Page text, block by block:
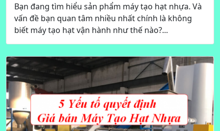
Bạn đang tìm hiểu sản phẩm máy tạo hạt nhựa. Và
vấn đề bạn quan tâm nhiều nhất chính là không
biết máy tạo hạt vận hành như thế nào?...